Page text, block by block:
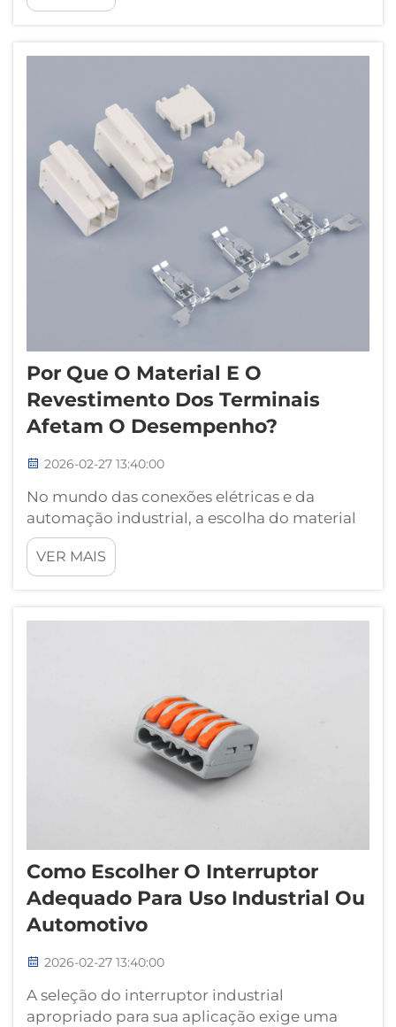
permitem conexões elétricas contínuas em
soluções de interconexão facilitam...
Por Que O Material E O
Revestimento Dos Terminais
Afetam O Desempenho?
2026-02-27 13:40:00
No mundo das conexões elétricas e da
automação industrial, a escolha do material
do terminal desempenha um papel crucial
na determinação do desempenho geral, da
confiabilidade e da durabilidade dos
fabricação até estabelecimentos comerciais...
VER MAIS
Como Escolher O Interruptor
Adequado Para Uso Industrial Ou
Automotivo
2026-02-27 13:40:00
A seleção do interruptor industrial
apropriado para sua aplicação exige uma